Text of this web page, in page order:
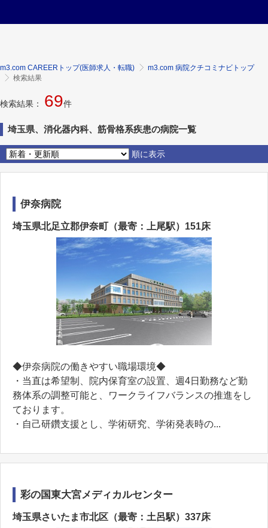
m3.com CAREERトップ(医師求人・転職)
m3.com 病院クチコミナビトップ
検索結果
検索結果： 69件
埼玉県、消化器内科、筋骨格系疾患の病院一覧
順に表示
伊奈病院
埼玉県北足立郡伊奈町（最寄：上尾駅）151床
◆伊奈病院の働きやすい職場環境◆
・当直は希望制、院内保育室の設置、週4日勤務など勤
務体系の調整可能と、ワークライフバランスの推進をし
ております。
・自己研鑽支援とし、学術研究、学術発表時の...
彩の国東大宮メディカルセンター
埼玉県さいたま市北区（最寄：土呂駅）337床